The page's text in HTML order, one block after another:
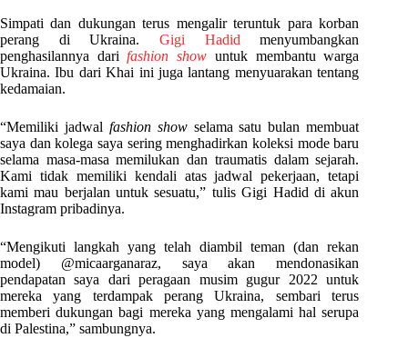
Simpati dan dukungan terus mengalir teruntuk para korban
perang di Ukraina. Gigi Hadid menyumbangkan
penghasilannya darifashion show untuk membantu warga
Ukraina. Ibu dari Khai ini juga lantang menyuarakan tentang
kedamaian.
“Memiliki jadwal fashion showselama satu bulan membuat
saya dan kolega saya sering menghadirkan koleksi mode baru
selama masa-masa memilukan dan traumatis dalam sejarah.
Kami tidak memiliki kendali atas jadwal pekerjaan, tetapi
kami mau berjalan untuk sesuatu,” tulis Gigi Hadid di akun
Instagram pribadinya.
“Mengikuti langkah yang telah diambil teman (dan rekan
model) @micaarganaraz, saya akan mendonasikan
pendapatan saya dari peragaan musim gugur 2022 untuk
mereka yang terdampak perang Ukraina, sembari terus
memberi dukungan bagi mereka yang mengalami hal serupa
di Palestina,” sambungnya.